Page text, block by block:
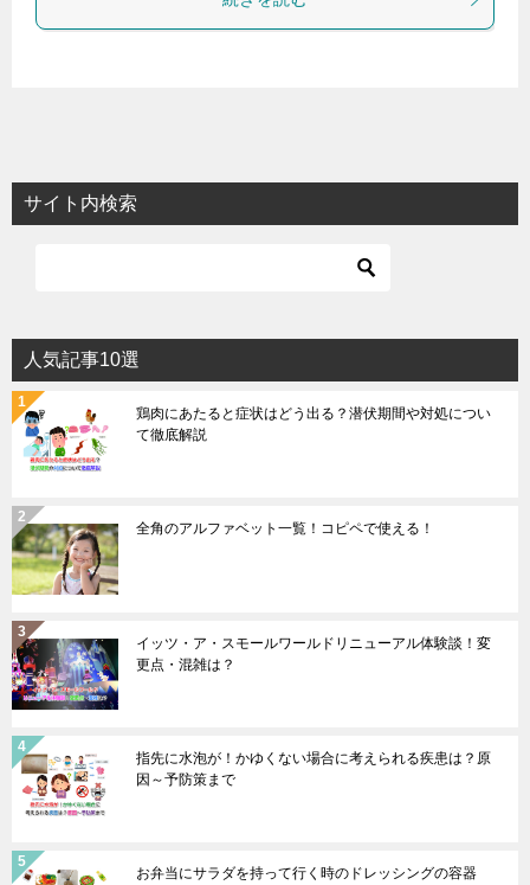
サイト内検索
人気記事10選
鶏肉にあたると症状はどう出る？潜伏期間や対処につい
て徹底解説
全角のアルファベット一覧！コピペで使える！
イッツ・ア・スモールワールドリニューアル体験談！変
更点・混雑は？
指先に水泡が！かゆくない場合に考えられる疾患は？原
因～予防策まで
お弁当にサラダを持って行く時のドレッシングの容器